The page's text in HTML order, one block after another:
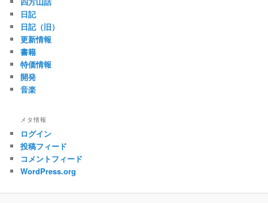
日記
日記（旧）
更新情報
書籍
特価情報
開発
音楽
メタ情報
ログイン
投稿フィード
コメントフィード
WordPress.org